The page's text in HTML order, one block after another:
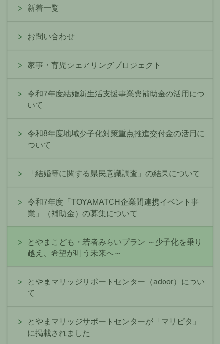
新着一覧
お問い合わせ
家事・育児シェアリングプロジェクト
令和7年度結婚新生活支援事業費補助金の活用につ
いて
令和8年度地域少子化対策重点推進交付金の活用に
ついて
「結婚等に関する県民意識調査」の結果について
令和7年度「TOYAMATCH企業間連携イベント事
業」（補助金）の募集について
とやまこども・若者みらいプラン ～少子化を乗り
越え、希望が叶う未来へ～
とやまマリッジサポートセンター（adoor）につい
て
とやまマリッジサポートセンターが「マリピタ」
に掲載されました